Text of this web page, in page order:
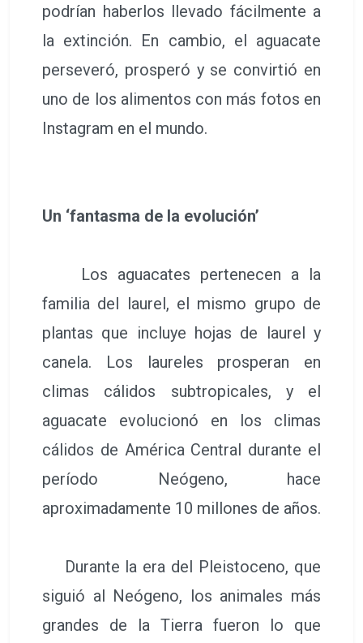
podrían haberlos llevado fácilmente a
la extinción. En cambio, el aguacate
perseveró, prosperó y se convirtió en
uno de los alimentos con más fotos en
Instagram en el mundo.
Un ‘fantasma de la evolución’
Los aguacates pertenecen a la
familia del laurel, el mismo grupo de
plantas que incluye hojas de laurel y
canela. Los laureles prosperan en
climas cálidos subtropicales, y el
aguacate evolucionó en los climas
cálidos de América Central durante el
período Neógeno, hace
aproximadamente 10 millones de años.
Durante la era del Pleistoceno, que
siguió al Neógeno, los animales más
grandes de la Tierra fueron lo que